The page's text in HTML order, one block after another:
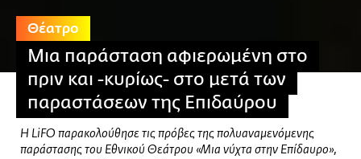
Θέατρο
Μια παράσταση αφιερωμένη στο
πριν και -κυρίως- στο μετά των
παραστάσεων της Επιδαύρου
Η LiFO παρακολούθησε τις πρόβες της πολυαναμενόμενης
παράστασης του Εθνικού Θεάτρου «Μια νύχτα στην Επίδαυρο»,